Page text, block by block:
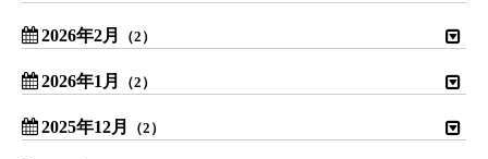
2026年2月 （2）
2026年1月 （2）
2025年12月 （2）